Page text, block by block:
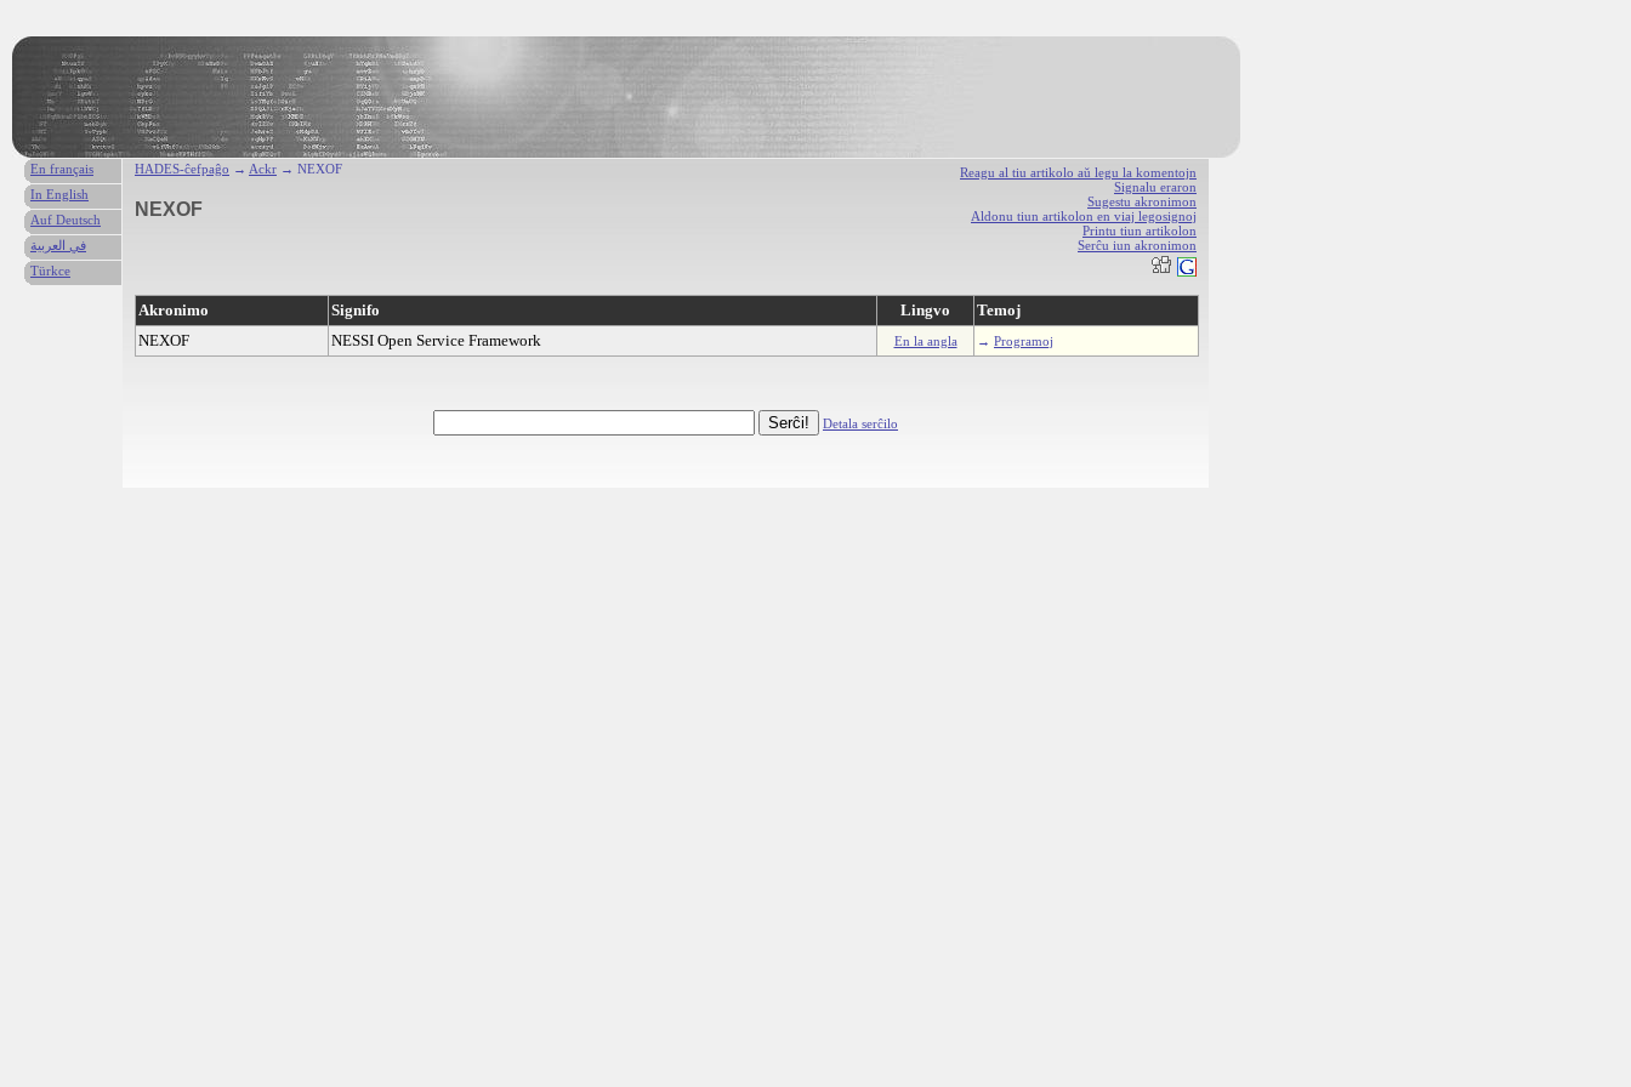
Reagu al tiu artikolo aŭ legu la komentojn
Signalu eraron
Sugestu akronimon
Aldonu tiun artikolon en viaj legosignoj
Printu tiun artikolon
Serĉu iun akronimon
HADES-ĉefpaĝo → Ackr → NEXOF
NEXOF
Akronimo Signifo Lingvo
Temoj
NEXOF
NESSI Open Service Framework En la angla → Programoj
Detala serĉilo
En français
In English
Auf Deutsch
في العربية
Türkce